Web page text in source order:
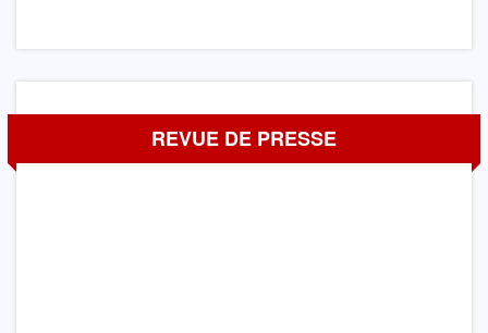
REVUE DE PRESSE